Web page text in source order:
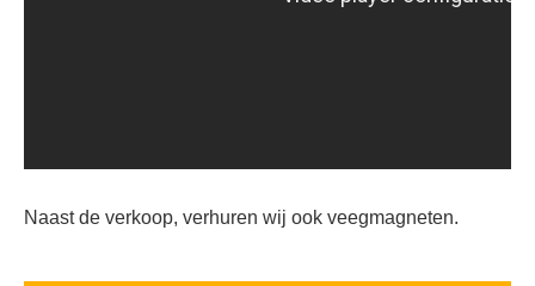
Naast de verkoop, verhuren wij ook veegmagneten.